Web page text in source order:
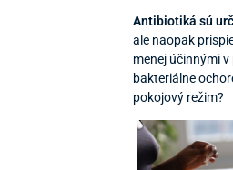
Antibiotiká sú
ale naopak
menej účinnými
bakteriálne
pokojový režim?